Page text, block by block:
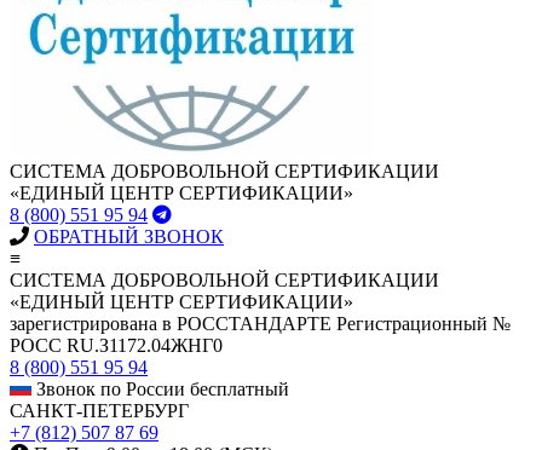
СИСТЕМА ДОБРОВОЛЬНОЙ СЕРТИФИКАЦИИ
«ЕДИНЫЙ ЦЕНТР СЕРТИФИКАЦИИ»
8 (800) 551 95 94
ОБРАТНЫЙ ЗВОНОК
≡
СИСТЕМА ДОБРОВОЛЬНОЙ СЕРТИФИКАЦИИ
«ЕДИНЫЙ ЦЕНТР СЕРТИФИКАЦИИ»
зарегистрирована в РОССТАНДАРТЕ Регистрационный №
РОСС RU.З1172.04ЖНГ0
8 (800) 551 95 94
Звонок по России бесплатный
САНКТ-ПЕТЕРБУРГ
+7 (812) 507 87 69